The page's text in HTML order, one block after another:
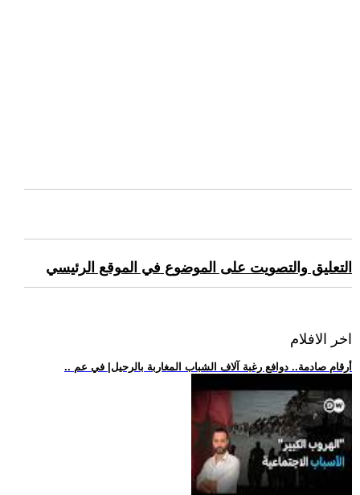
التعليق والتصويت على الموضوع في الموقع الرئيسي
اخر الافلام
.. أرقام صادمة.. دوافع رغبة آلاف الشباب المغاربة بالرحيل| في عم